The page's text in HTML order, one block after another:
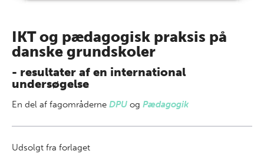
IKT og pædagogisk praksis på
danske grundskoler
- resultater af en international
undersøgelse
En del af fagområderne DPU og Pædagogik
Udsolgt fra forlaget